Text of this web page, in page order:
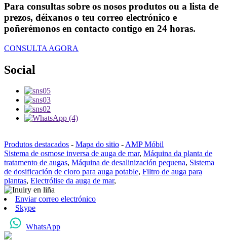
Para consultas sobre os nosos produtos ou a lista de
prezos, déixanos o teu correo electrónico e
poñerémonos en contacto contigo en 24 horas.
CONSULTA AGORA
Social
Produtos destacados - Mapa do sitio -AMP Móbil
Sistema de osmose inversa de auga de mar, Máquina da planta de
tratamento de augas, Máquina de desalinización pequena, Sistema
de dosificación de cloro para auga potable, Filtro de auga para
plantas, Electrólise da auga de mar,
Enviar correo electrónico
Skype
WhatsApp